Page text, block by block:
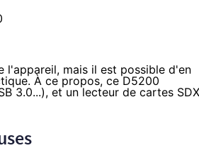
l'appareil, mais il est possible d'en
À ce propos, ce D5200
3.0...), et un lecteur de cartes